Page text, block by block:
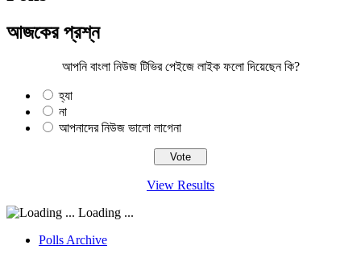
আজকের প্রশ্ন
আপনি বাংলা নিউজ টিভির পেইজে লাইক ফলো দিয়েছেন কি?
হ্যা
না
আপনাদের নিউজ ভালো লাগেনা
View Results
Loading ...
Polls Archive